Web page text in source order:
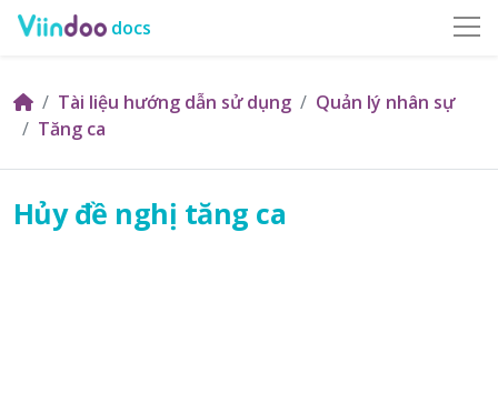
docs
Tài liệu hướng dẫn sử dụng
Quản lý nhân sự
Tăng ca
Hủy đề nghị tăng ca